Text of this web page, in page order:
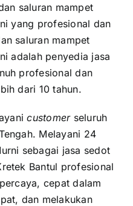
saluran mampet
yang profesional dan
saluran mampet
adalah penyedia jasa
profesional dan
dari 10 tahun.
customerseluruh
Melayani 24
sebagai jasa sedot
Bantul profesional
cepat dalam
dan melakukan